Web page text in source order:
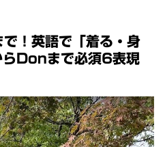
！英語で「着る・身
Donまで必須6表現